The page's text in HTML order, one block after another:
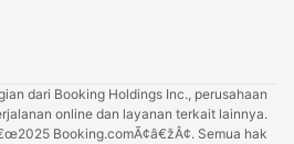
dari Booking Holdings Inc., perusahaan
online dan layanan terkait lainnya.
Booking.comÃ¢â€žÂ¢. Semua hak